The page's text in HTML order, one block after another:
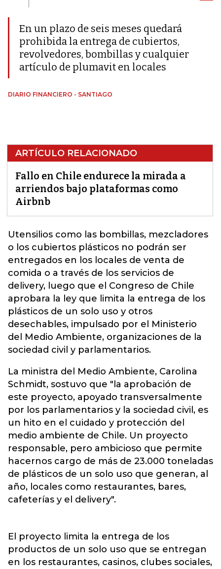
En un plazo de seis meses quedará
prohibida la entrega de cubiertos,
revolvedores, bombillas y cualquier
artículo de plumavit en locales
DIARIO FINANCIERO - SANTIAGO
ARTÍCULO RELACIONADO
Fallo en Chile endurece la mirada a
arriendos bajo plataformas como
Airbnb
Utensilios como las bombillas, mezcladores
o los cubiertos plásticos no podrán ser
entregados en los locales de venta de
comida o a través de los servicios de
delivery, luego que el Congreso de Chile
aprobara la ley que limita la entrega de los
plásticos de un solo uso y otros
desechables, impulsado por el Ministerio
del Medio Ambiente, organizaciones de la
sociedad civil y parlamentarios.
La ministra del Medio Ambiente, Carolina
Schmidt, sostuvo que "la aprobación de
este proyecto, apoyado transversalmente
por los parlamentarios y la sociedad civil, es
un hito en el cuidado y protección del
medio ambiente de Chile. Un proyecto
responsable, pero ambicioso que permite
hacernos cargo de más de 23.000 toneladas
de plásticos de un solo uso que generan, al
año, locales como restaurantes, bares,
cafeterías y el delivery".
El proyecto limita la entrega de los
productos de un solo uso que se entregan
en los restaurantes, casinos, clubes sociales,